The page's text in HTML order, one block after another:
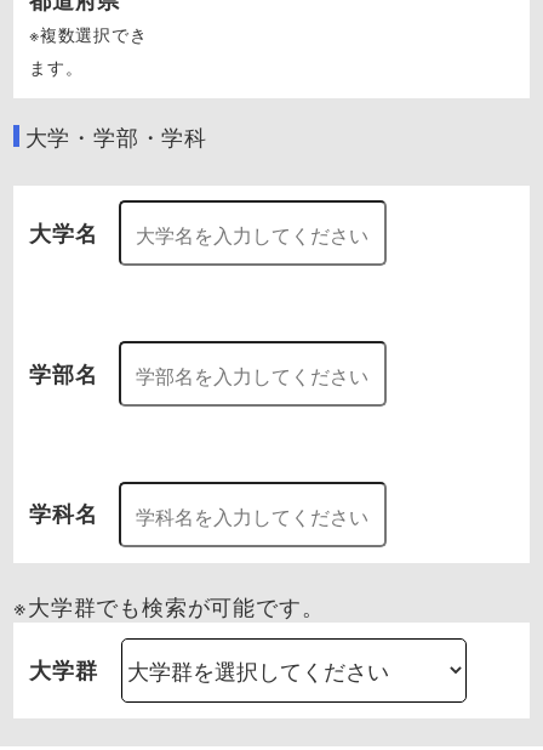
※複数選択でき
ます。
大学・学部・学科
大学名
学部名
学科名
※大学群でも検索が可能です。
大学群